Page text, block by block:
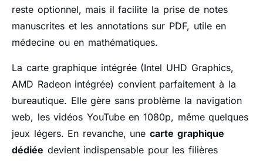
reste optionnel, mais il facilite la prise de notes
manuscrites et les annotations sur PDF, utile en
médecine ou en mathématiques.
La carte graphique intégrée (Intel UHD Graphics,
AMD Radeon intégrée) convient parfaitement à la
bureautique. Elle gère sans problème la navigation
web, les vidéos YouTube en 1080p, même quelques
jeux légers. En revanche, une carte graphique
dédiée devient indispensable pour les filières